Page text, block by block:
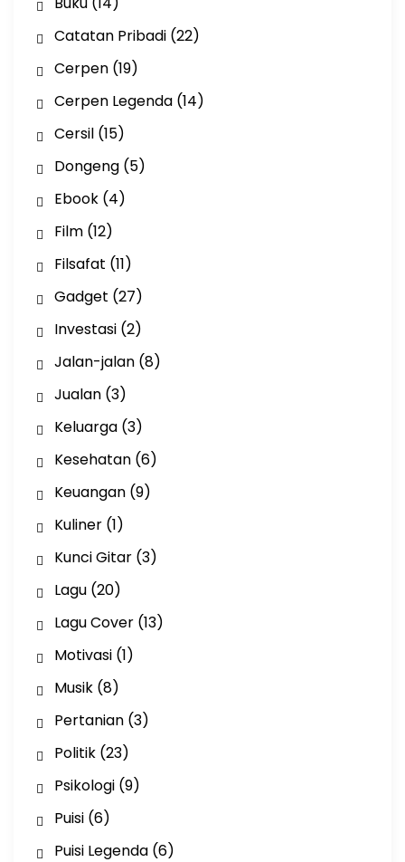
Catatan Pribadi(22)
Cerpen(19)
Cerpen Legenda(14)
Cersil(15)
Dongeng(5)
Ebook(4)
Film(12)
Filsafat (11)
Gadget (27)
Investasi(2)
Jalan-jalan(8)
Jualan(3)
Keluarga(3)
Kesehatan(6)
Keuangan(9)
Kuliner(1)
Kunci Gitar(3)
Lagu(20)
Lagu Cover(13)
Motivasi(1)
Musik(8)
Pertanian(3)
Politik(23)
Psikologi(9)
Puisi(6)
Puisi Legenda(6)